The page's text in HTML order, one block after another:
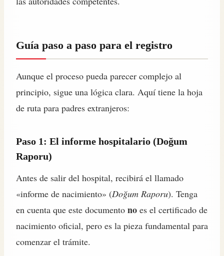
Guía paso a paso para el registro
Aunque el proceso pueda parecer complejo al
principio, sigue una lógica clara. Aquí tiene la hoja
de ruta para padres extranjeros:
Paso 1: El informe hospitalario (Doğum
Raporu)
Antes de salir del hospital, recibirá el llamado
«informe de nacimiento» (Doğum Raporu). Tenga
en cuenta que este documento no es el certificado de
nacimiento oficial, pero es la pieza fundamental para
comenzar el trámite.